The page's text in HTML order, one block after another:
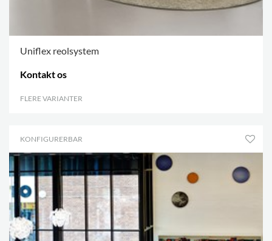
Uniflex reolsystem
Kontakt os
FLERE VARIANTER
KONFIGURERBAR